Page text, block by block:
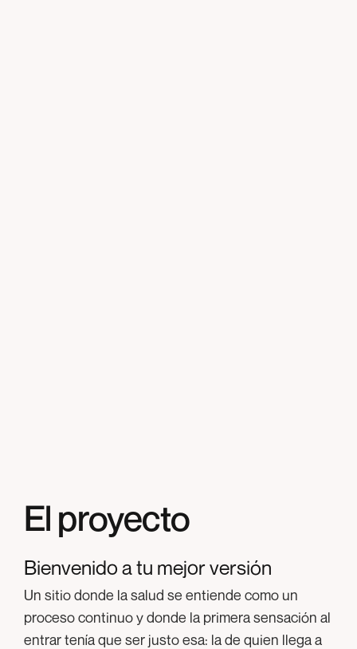
El proyecto
Bienvenido a tu mejor versión
Un sitio donde la salud se entiende como un
proceso continuo y donde la primera sensación al
entrar tenía que ser justo esa: la de quien llega a